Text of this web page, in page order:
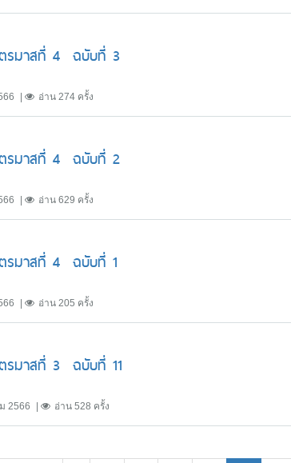
รมาสที่ 4 ฉบับที่ 3
อ่าน 274 ครั้ง
รมาสที่ 4 ฉบับที่ 2
อ่าน 629 ครั้ง
รมาสที่ 4 ฉบับที่ 1
อ่าน 205 ครั้ง
รมาสที่ 3 ฉบับที่ 11
2566 อ่าน 528 ครั้ง